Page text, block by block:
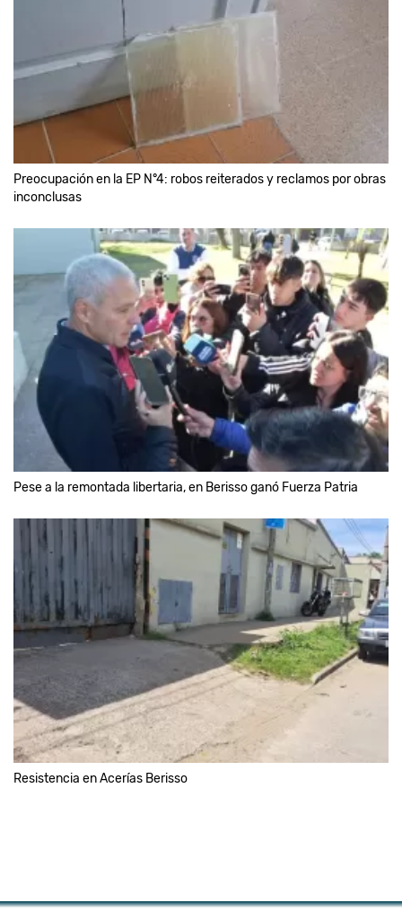
Preocupación en la EP N°4: robos reiterados y reclamos por obras
inconclusas
Pese a la remontada libertaria, en Berisso ganó Fuerza Patria
Resistencia en Acerías Berisso